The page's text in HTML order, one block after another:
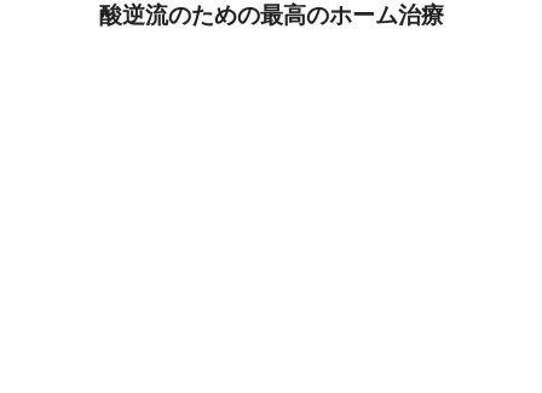
酸逆流のための最高のホーム治療